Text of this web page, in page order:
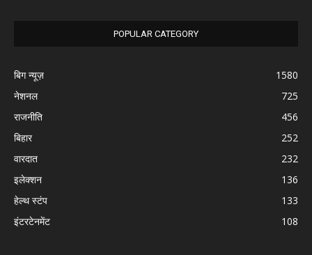
POPULAR CATEGORY
बिग न्यूज़
1580
नेशनल
725
राजनीति
456
बिहार
252
वारदात
232
इलेक्शन
136
हेल्थ स्टंप
133
इंटरटेनमेंट
108